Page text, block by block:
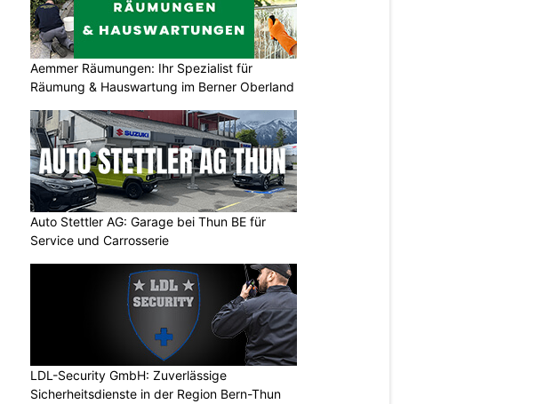
Aemmer Räumungen: Ihr Spezialist für
Räumung & Hauswartung im Berner Oberland
Auto Stettler AG: Garage bei Thun BE für
Service und Carrosserie
LDL-Security GmbH: Zuverlässige
Sicherheitsdienste in der Region Bern-Thun